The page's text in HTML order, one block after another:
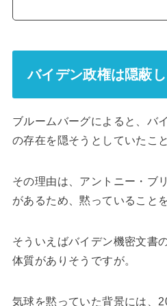
バイデン政権は隠蔽
ブルームバーグによると、バ
の存在を隠そうとしていたこ
その理由は、アントニー・ブ
があるため、黙っていること
そういえばバイデン機密文書
体質がありそうですが。
気球を黙っていた背景には、